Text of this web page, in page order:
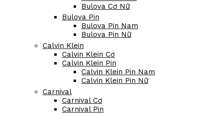
Bulova Cơ Nữ
Bulova Pin
Bulova Pin Nam
Bulova Pin Nữ
Calvin Klein
Calvin Klein Cơ
Calvin Klein Pin
Calvin Klein Pin Nam
Calvin Klein Pin Nữ
Carnival
Carnival Cơ
Carnival Pin